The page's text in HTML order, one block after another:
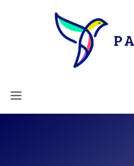
MENU